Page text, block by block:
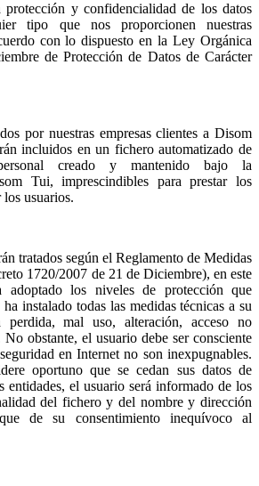
y confidencialidad de los datos
tipo que nos proporcionen nuestras
con lo dispuesto en la Ley Orgánica
de Protección de Datos de Carácter
por nuestras empresas clientes a Disom
incluidos en un fichero automatizado de
creado y mantenido bajo la
Tui, imprescindibles para prestar los
usuarios.
tratados según el Reglamento de Medidas
1720/2007 de 21 de Diciembre), en este
los niveles de protección que
instalado todas las medidas técnicas a su
perdida, mal uso, alteración, acceso no
obstante, el usuario debe ser consciente
en Internet no son inexpugnables.
oportuno que se cedan sus datos de
entidades, el usuario será informado de los
del fichero y del nombre y dirección
de su consentimiento inequívoco al